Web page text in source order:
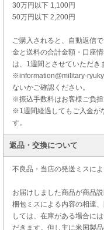
30万円以下 1,100円
50万円以下 2,200円
ご購入されると、自動返信
金と送料の合計金額・口座
は、1週間とさせていただき
※information@military-
ないかご確認ください。
※振込手数料はお客様ご負担
※1週間経過してもご入金が
す。
返品・交換について
不良品・当店の発送ミスに
お届けしました商品が商品
梱包ミスによる内容の相違
しては、在庫がある場合に
だきます。但し主に米国製